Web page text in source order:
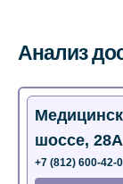
Анализ
шоссе, 28А
+7 (812) 600-42-